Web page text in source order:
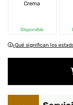
Crema
Disponible
¿Qué significan los